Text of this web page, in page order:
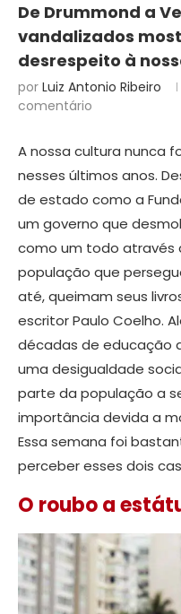
De Drummond a
vandalizados
desrespeito à
por Luiz Antonio Ribeiro
comentário
A nossa cultura nunca
nesses últimos anos.
de estado como a
um governo que
como um todo através
população que
até, queimam seus
escritor Paulo Coelho.
décadas de educação
uma desigualdade
parte da população a
importância devida a
Essa semana foi
perceber esses dois
O roubo a